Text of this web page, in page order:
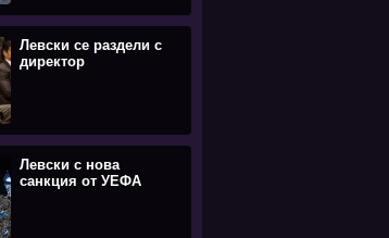
Левски се раздели с
директор
Левски с нова
санкция от УЕФА